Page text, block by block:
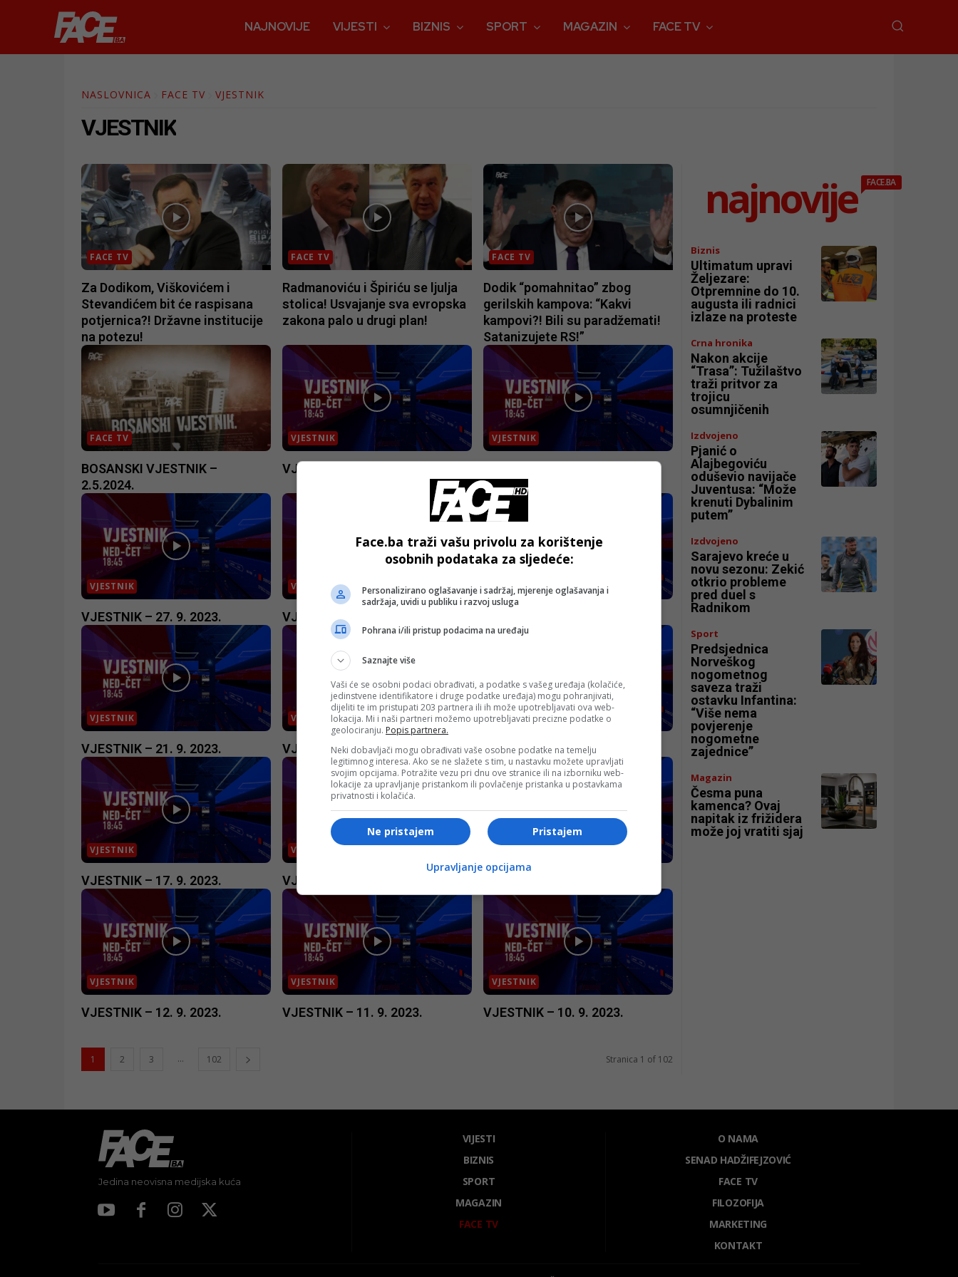
NAJNOVIJE VIJESTI BIZNIS SPORT MAGAZIN FACE TV
NASLOVNICA FACE TV VJESTNIK
VJESTNIK
FACE TV
Za Dodikom, Viškovićem i
Stevandićem bit će raspisana
potjernica?! Državne institucije
na potezu!
FACE TV
Radmanoviću i Špiriću se ljulja
stolica! Usvajanje sva evropska
zakona palo u drugi plan!
FACE TV
Dodik “pomahnitao” zbog
gerilskih kampova: “Kakvi
kampovi?! Bili su paradžemati!
Satanizujete RS!”
FACE TV
BOSANSKI VJESTNIK –
2.5.2024.
VJESTNIK
VJESTNIK – 1. 10. 2023.
VJESTNIK
VJESTNIK
VJESTNIK – 27. 9. 2023.
VJESTNIK
VJESTNIK – 26. 9. 2023.
VJESTNIK
VJESTNIK
VJESTNIK – 21. 9. 2023.
VJESTNIK
VJESTNIK – 20. 9. 2023.
VJESTNIK
VJESTNIK – 19. 9. 2023.
VJESTNIK
VJESTNIK – 17. 9. 2023.
VJESTNIK
VJESTNIK – 14. 9. 2023.
VJESTNIK
VJESTNIK – 12. 9. 2023.
VJESTNIK
VJESTNIK – 11. 9. 2023.
VJESTNIK
VJESTNIK – 10. 9. 2023.
1 2 3 ... 102 Stranica 1 of 102
najnovije FACE.BA
Biznis
Ultimatum upravi
Željezare:
Otpremnine do 10.
augusta ili radnici
izlaze na proteste
Crna hronika
Nakon akcije
“Trasa”: Tužilaštvo
traži pritvor za
trojicu
osumnjičenih
Izdvojeno
Pjanić o
Alajbegoviću
oduševio navijače
Juventusa: “Može
krenuti Dybalinim
putem”
Izdvojeno
Sarajevo kreće u
novu sezonu: Zekić
otkrio probleme
pred duel s
Radnikom
Sport
Predsjednica
Norveškog
nogometnog
saveza traži
ostavku Infantina:
“Više nema
povjerenje
nogometne
zajednice”
Magazin
Česma puna
kamenca? Ovaj
napitak iz frižidera
može joj vratiti sjaj
Jedina neovisna medijska kuća
VIJESTI
BIZNIS
SPORT
MAGAZIN
FACE TV
O NAMA
SENAD HADŽIFEJZOVIĆ
FACE TV
FILOZOFIJA
MARKETING
KONTAKT
Face.ba traži vašu privolu za korištenje
osobnih podataka za sljedeće:
Personalizirano oglašavanje i sadržaj, mjerenje oglašavanja i
sadržaja, uvidi u publiku i razvoj usluga
Pohrana i/ili pristup podacima na uređaju
Saznajte više
Vaši će se osobni podaci obrađivati, a podatke s vašeg uređaja (kolačiće,
jedinstvene identifikatore i druge podatke uređaja) mogu pohranjivati,
dijeliti te im pristupati 203 partnera ili ih može upotrebljavati ova web-
lokacija. Mi i naši partneri možemo upotrebljavati precizne podatke o
geolociranju. Popis partnera.
Neki dobavljači mogu obrađivati vaše osobne podatke na temelju
legitimnog interesa. Ako se ne slažete s tim, u nastavku možete upravljati
svojim opcijama. Potražite vezu pri dnu ove stranice ili na izborniku web-
lokacije za upravljanje pristankom ili povlačenje pristanka u postavkama
privatnosti i kolačića.
Pristajem
Ne pristajem
Upravljanje opcijama